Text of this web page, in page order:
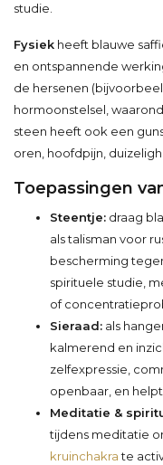
studie.
Fysiek heeft blauwe
en ontspannende
de hersenen
hormoonstelsel,
steen heeft ook een
oren, hoofdpijn,
Toepassingen
Steentje: draag
als talisman voor
bescherming
spirituele studie,
of
Sieraad: als
kalmerend en
zelfexpressie,
openbaar, en
Meditatie &
tijdens meditatie
kruinchakrate